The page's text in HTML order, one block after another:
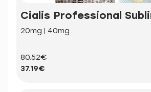
Cialis Professional
20mg | 40mg
80.52€
37.19€